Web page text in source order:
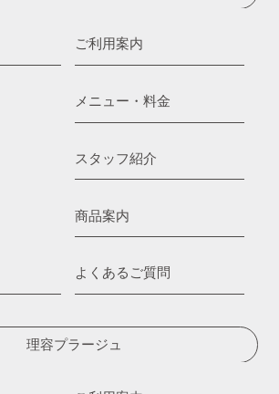
ご利用案内
メニュー・料金
スタッフ紹介
商品案内
よくあるご質問
理容プラージュ